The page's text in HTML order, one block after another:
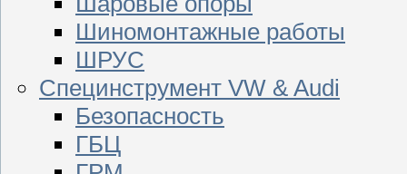
Шиномонтажные работы
ШРУС
Специнструмент VW & Audi
Безопасность
ГБЦ